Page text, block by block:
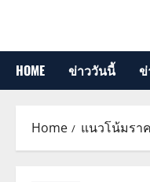
HOME ข่าววันนี้ ข่
Home แนวโน้มรา